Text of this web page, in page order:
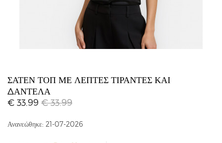
ΣΑΤΈΝ ΤΟΠ ΜΕ ΛΕΠΤΈΣ ΤΙΡΆΝΤΕΣ ΚΑΙ
ΔΑΝΤΈΛΑ
€ 33.99 € 33.99
Ανανεώθηκε: 21-07-2026